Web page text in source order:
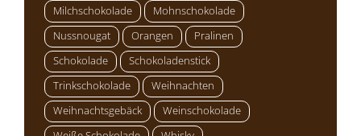
Milchschokolade
Mohnschokolade
Nussnougat
Orangen
Pralinen
Schokolade
Schokoladenstick
Trinkschokolade
Weihnachten
Weihnachtsgebäck
Weinschokolade